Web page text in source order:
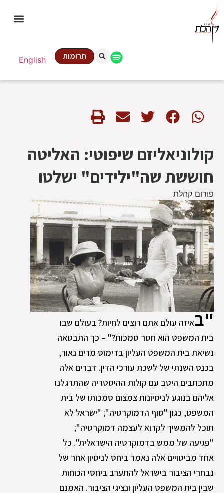
English תרומות
קולוניאליזם שיפוטי: האליטה
חוששת שה"ילידים" ישלטו
פורום קהלת
"באיזה עולם אתם רוצים לחיות? בעולם שבו
בית המשפט הוא חסר סמכות?" – כך התבטאה
נשיאת בית המשפט העליון בדימוס מרים נאור,
בכנס השנתי של לשכת עורכי הדין. דברים אלה
מתכתבים היטב עם קולות ההיסטריה שהתרגלנו
אליהם בנוגע לניסיונות צמצום סמכותו של בית
המשפט, כגון "סוף הדמוקרטיה"; "ישראל לא
תוכל להמשיך לקרוא לעצמה דמוקרטיה";
"פגיעה של ממש בדמוקרטיה הישראלית". כל
אחד מביטויים אלה נאמר ביחס לניסיון אחר של
נבחרי הציבור בישראל להתערב ביחסי הכוחות
שבין בית המשפט העליון ונציגי הציבור. האמנם